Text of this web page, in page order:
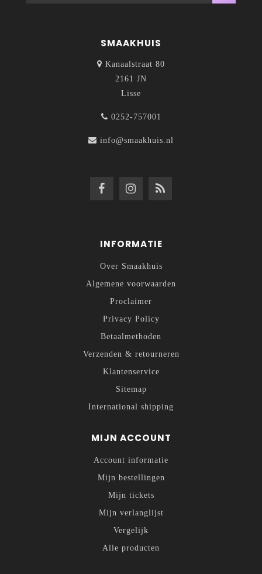
SMAAKHUIS
Kanaalstraat 80
2161 JN
Lisse
0252-757001
info@smaakhuis.nl
INFORMATIE
Over Smaakhuis
Algemene voorwaarden
Proclaimer
Privacy Policy
Betaalmethoden
Verzenden & retourneren
Klantenservice
Sitemap
International shipping
MIJN ACCOUNT
Account informatie
Mijn bestellingen
Mijn tickets
Mijn verlanglijst
Vergelijk
Alle producten